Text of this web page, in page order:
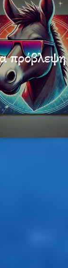
πρόβλεψη